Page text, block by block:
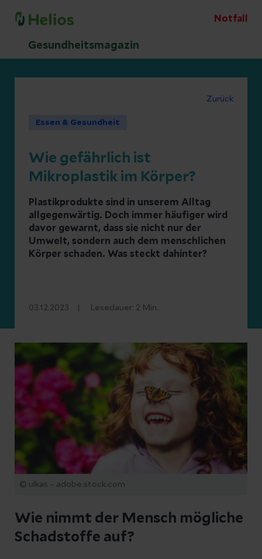
Notfall
Gesundheitsmagazin
Zurück
Essen & Gesundheit
Wie gefährlich ist
Mikroplastik im Körper?
Plastikprodukte sind in unserem Alltag
allgegenwärtig. Doch immer häufiger wird
davor gewarnt, dass sie nicht nur der
Umwelt, sondern auch dem menschlichen
Körper schaden. Was steckt dahinter?
03.12.2023 Lesedauer: 2 Min.
© ulkas – adobe.stock.com
Wie nimmt der Mensch mögliche
Schadstoffe auf?